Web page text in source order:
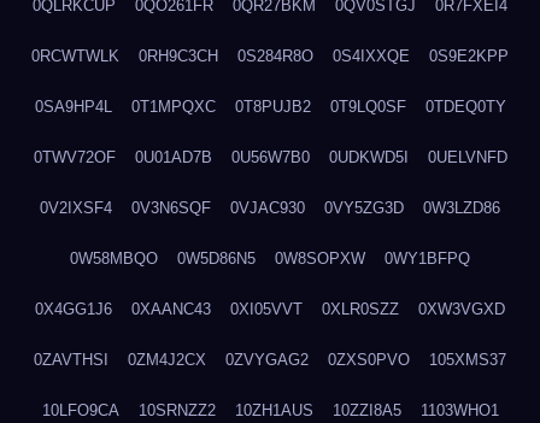
0QLRKCUP 0QO261FR 0QR27BKM 0QV0STGJ 0R7FXEI4
0RCWTWLK 0RH9C3CH 0S284R8O 0S4IXXQE 0S9E2KPP
0SA9HP4L 0T1MPQXC 0T8PUJB2 0T9LQ0SF 0TDEQ0TY
0TWV72OF 0U01AD7B 0U56W7B0 0UDKWD5I 0UELVNFD
0V2IXSF4 0V3N6SQF 0VJAC930 0VY5ZG3D 0W3LZD86
0W58MBQO 0W5D86N5 0W8SOPXW 0WY1BFPQ
0X4GG1J6 0XAANC43 0XI05VVT 0XLR0SZZ 0XW3VGXD
0ZAVTHSI 0ZM4J2CX 0ZVYGAG2 0ZXS0PVO 105XMS37
10LFO9CA 10SRNZZ2 10ZH1AUS 10ZZI8A5 1103WHO1